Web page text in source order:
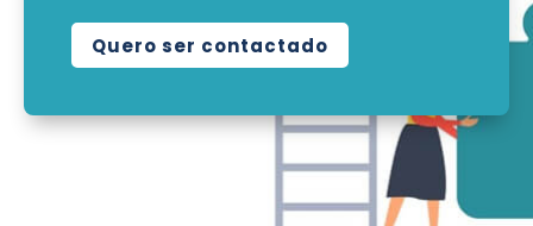
Quero ser contactado